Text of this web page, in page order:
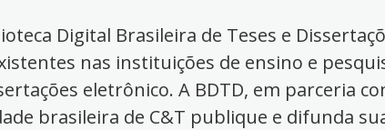
Digital Brasileira de Teses e
nas instituições de ensino e
eletrônico. A BDTD, em parceria
brasileira de C&T publique e difunda